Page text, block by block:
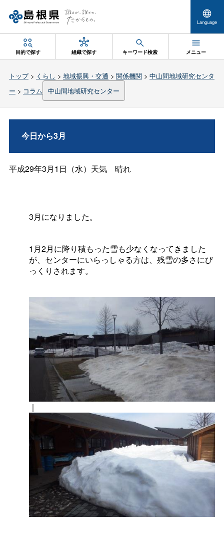
Language
目的で探す 組織で探す キーワード検索 メニュー
トップ> くらし > 地域振興・交通 > 関係機関> 中山間地域研究センタ
ー > コラム 中山間地域研究センター
今日から3月
平成29年3月1 日（水）天気 晴れ
3月になりました。
1 月2月に降り積もった雪も少なくなってきました
が、センターにいらっしゃる方は、残雪の多さにび
っくりされます。
｜